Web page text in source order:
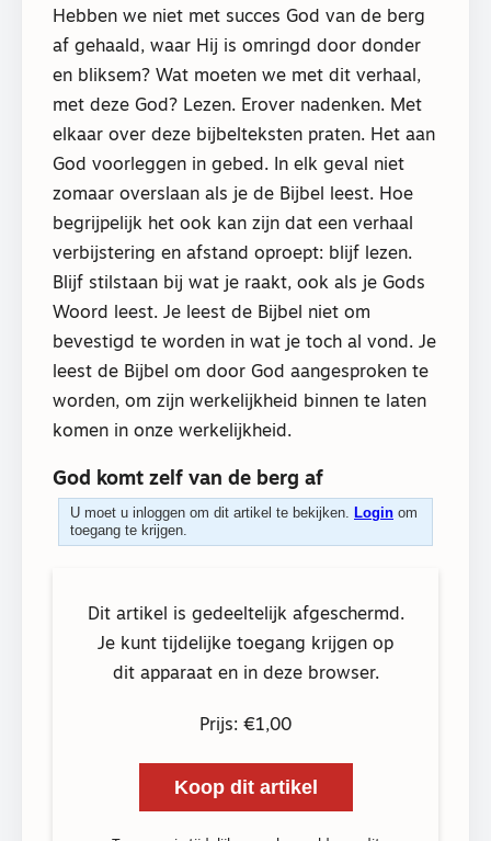
Hebben we niet met succes God van de berg
af gehaald, waar Hij is omringd door donder
en bliksem? Wat moeten we met dit verhaal,
met deze God? Lezen. Erover nadenken. Met
elkaar over deze bijbelteksten praten. Het aan
God voorleggen in gebed. In elk geval niet
zomaar overslaan als je de Bijbel leest. Hoe
begrijpelijk het ook kan zijn dat een verhaal
verbijstering en afstand oproept: blijf lezen.
Blijf stilstaan bij wat je raakt, ook als je Gods
Woord leest. Je leest de Bijbel niet om
bevestigd te worden in wat je toch al vond. Je
leest de Bijbel om door God aangesproken te
worden, om zijn werkelijkheid binnen te laten
komen in onze werkelijkheid.
God komt zelf van de berg af
U moet u inloggen om dit artikel te bekijken. Login om
toegang te krijgen.
Dit artikel is gedeeltelijk afgeschermd.
Je kunt tijdelijke toegang krijgen op
dit apparaat en in deze browser.
Prijs: €1,00
Koop dit artikel